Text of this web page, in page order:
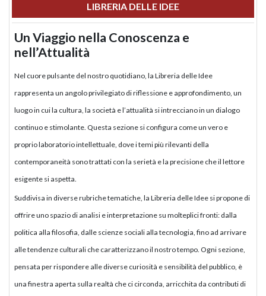
LIBRERIA DELLE IDEE
Un Viaggio nella Conoscenza e
nell’Attualità
Nel cuore pulsante del nostro quotidiano, la Libreria delle Idee
rappresenta un angolo privilegiato di riflessione e approfondimento, un
luogo in cui la cultura, la società e l’attualità si intrecciano in un dialogo
continuo e stimolante. Questa sezione si configura come un vero e
proprio laboratorio intellettuale, dove i temi più rilevanti della
contemporaneità sono trattati con la serietà e la precisione che il lettore
esigente si aspetta.
Suddivisa in diverse rubriche tematiche, la Libreria delle Idee si propone di
offrire uno spazio di analisi e interpretazione su molteplici fronti: dalla
politica alla filosofia, dalle scienze sociali alla tecnologia, fino ad arrivare
alle tendenze culturali che caratterizzano il nostro tempo. Ogni sezione,
pensata per rispondere alle diverse curiosità e sensibilità del pubblico, è
una finestra aperta sulla realtà che ci circonda, arricchita da contributi di